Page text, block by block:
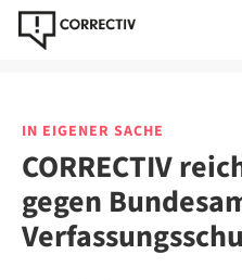
IN EIGENER SACHE
CORRECTIV
gegen